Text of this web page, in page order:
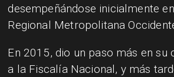
desempeñándose inicialmente
Regional Metropolitana
En 2015, dio un paso más en su
a la Fiscalía Nacional, y más